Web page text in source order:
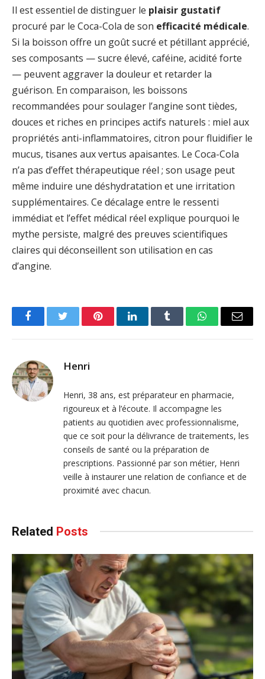
Il est essentiel de distinguer le plaisir gustatif
procuré par le Coca-Cola de son efficacité médicale.
Si la boisson offre un goût sucré et pétillant apprécié,
ses composants — sucre élevé, caféine, acidité forte
— peuvent aggraver la douleur et retarder la
guérison. En comparaison, les boissons
recommandées pour soulager l’angine sont tièdes,
douces et riches en principes actifs naturels : miel aux
propriétés anti-inflammatoires, citron pour fluidifier le
mucus, tisanes aux vertus apaisantes. Le Coca-Cola
n’a pas d’effet thérapeutique réel ; son usage peut
même induire une déshydratation et une irritation
supplémentaires. Ce décalage entre le ressenti
immédiat et l’effet médical réel explique pourquoi le
mythe persiste, malgré des preuves scientifiques
claires qui déconseillent son utilisation en cas
d’angine.
FacebookTwitter PinterestLinkedInTumblr WhatsAppEmail
Henri
Henri, 38 ans, est préparateur en pharmacie,
rigoureux et à l’écoute. Il accompagne les
patients au quotidien avec professionnalisme,
que ce soit pour la délivrance de traitements, les
conseils de santé ou la préparation de
prescriptions. Passionné par son métier, Henri
veille à instaurer une relation de confiance et de
proximité avec chacun.
Related Posts